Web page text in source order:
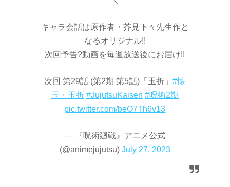
キャラ会話は原作者・芥見下々先生作と
なるオリジナル!!
次回予告?動画を毎週放送後にお届け!!
次回 第29話 (第2期 第5話)「玉折」#懐
玉・玉折 #JujutsuKaisen #呪術2期
pic.twitter.com/beO7Th6v13
— 『呪術廻戦』アニメ公式
(@animejujutsu) July 27, 2023